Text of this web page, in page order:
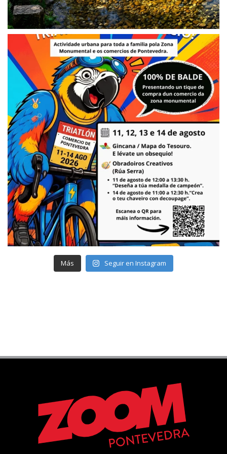
Más Seguir en Instagram